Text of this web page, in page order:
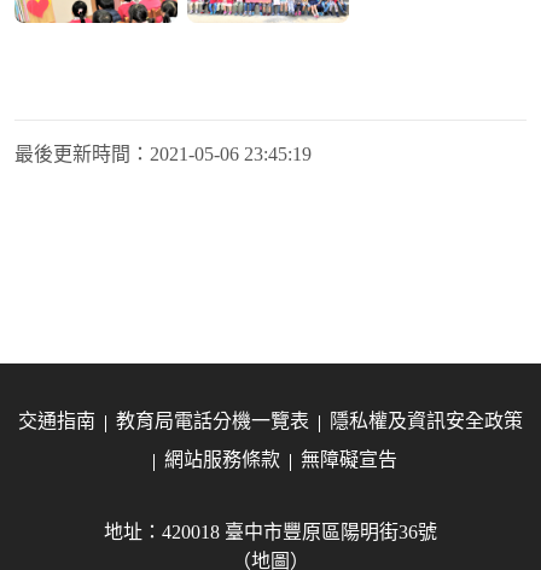
最後更新時間： 2021-05-06 23:45:19
交通指南 教育局電話分機一覽表
隱私權及資訊安全政策
網站服務條款
無障礙宣告
地址：420018 臺中市豐原區陽明街36號
（地圖）